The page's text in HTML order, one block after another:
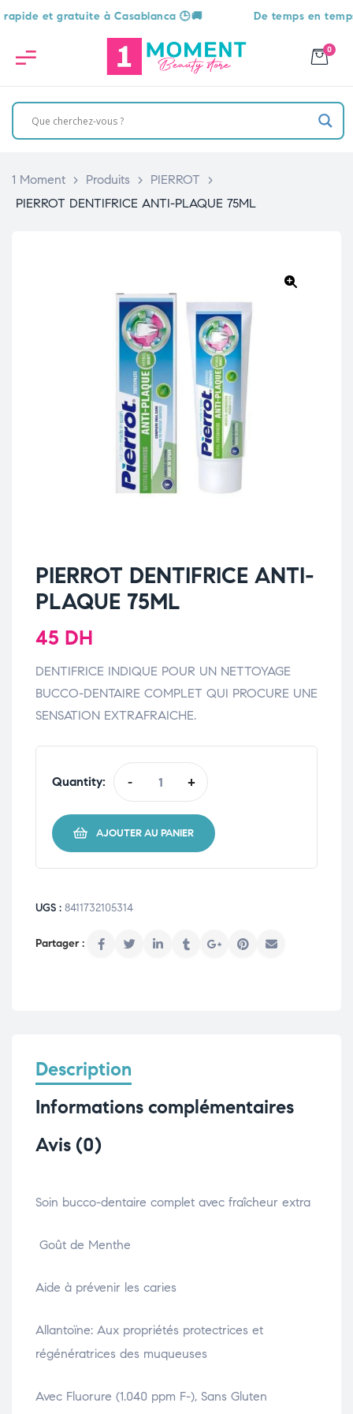
et gratuite à Casablanca 🕒🚚 De temps en temps,
0
1 Moment > Produits > PIERROT
>
PIERROT DENTIFRICE ANTI-PLAQUE 75ML
PIERROT DENTIFRICE ANTI-
PLAQUE 75ML
45 DH
DENTIFRICE INDIQUE POUR UN NETTOYAGE
BUCCO-DENTAIRE COMPLET QUI PROCURE UNE
SENSATION EXTRAFRAICHE.
Quantity: - +
AJOUTER AU PANIER
UGS : 8411732105314
Description
Informations complémentaires
Avis (0)
Soin bucco-dentaire complet avec fraîcheur extra
Goût de Menthe
Aide à prévenir les caries
Allantoïne: Aux propriétés protectrices et
régénératrices des muqueuses
Avec Fluorure (1.040 ppm F-), Sans Gluten